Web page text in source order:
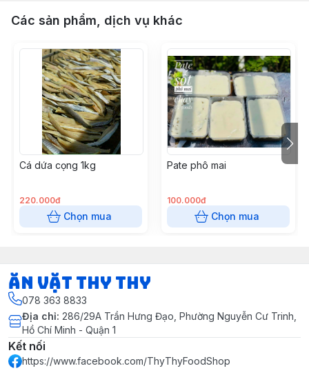
Các sản phẩm, dịch vụ khác
Cá dứa cọng 1kg
220.000đ
Chọn mua
Pate phô mai
100.000đ
Chọn mua
Ăn vặt Thy Thy
078 363 8833
Địa chỉ: 286/29A Trần Hưng Đạo, Phường Nguyễn Cư Trinh,
Hồ Chí Minh - Quận 1
Kết nối
https://www.facebook.com/ThyThyFoodShop